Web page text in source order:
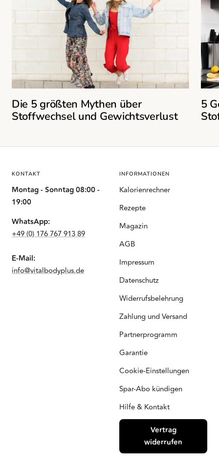
Die 5 größten Mythen über
Stoffwechsel und Gewichtsverlust
5
KONTAKT
Montag - Sonntag 08:00 -
19:00
WhatsApp:
+49 (0) 176 767 913 89
E-Mail:
info@vitalbodyplus.de
INFORMATIONEN
Kalorienrechner
Rezepte
Magazin
AGB
Impressum
Datenschutz
Widerrufsbelehrung
Zahlung und Versand
Partnerprogramm
Garantie
Cookie-Einstellungen
Spar-Abo kündigen
Hilfe & Kontakt
Vertrag
widerrufen